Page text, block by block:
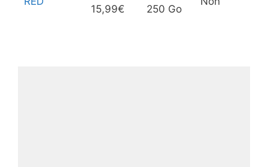
15,99€
250 Go